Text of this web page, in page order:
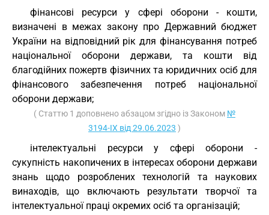
фінансові ресурси у сфері оборони - кошти,
визначені в межах закону про Державний бюджет
України на відповідний рік для фінансування потреб
національної оборони держави, та кошти від
благодійних пожертв фізичних та юридичних осіб для
фінансового забезпечення потреб національної
оборони держави;
( Статтю 1 доповнено абзацом згідно із Законом №
3194-IX від 29.06.2023 )
інтелектуальні ресурси у сфері оборони -
сукупність накопичених в інтересах оборони держави
знань щодо розроблених технологій та наукових
винаходів, що включають результати творчої та
інтелектуальної праці окремих осіб та організацій;